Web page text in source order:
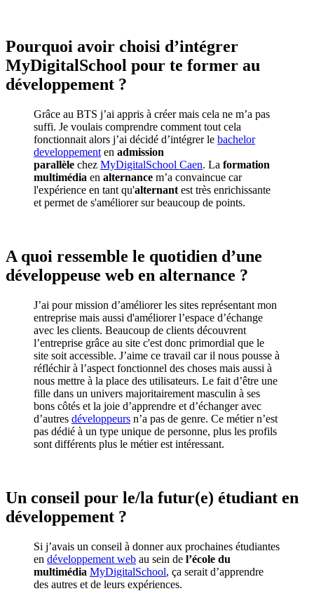
Pourquoi avoir choisi d’intégrer
MyDigitalSchool pour te former au
développement ?
Grâce au BTS j’ai appris à créer mais cela ne m’a pas
suffi. Je voulais comprendre comment tout cela
fonctionnait alors j’ai décidé d’intégrer le bachelor
developpement en admission
parallèle chez MyDigitalSchool Caen. La formation
multimédia en alternance m’a convaincue car
l'expérience en tant qu'alternant est très enrichissante
et permet de s'améliorer sur beaucoup de points.
A quoi ressemble le quotidien d’une
développeuse web en alternance ?
J’ai pour mission d’améliorer les sites représentant mon
entreprise mais aussi d'améliorer l’espace d’échange
avec les clients. Beaucoup de clients découvrent
l’entreprise grâce au site c'est donc primordial que le
site soit accessible. J’aime ce travail car il nous pousse à
réfléchir à l’aspect fonctionnel des choses mais aussi à
nous mettre à la place des utilisateurs. Le fait d’être une
fille dans un univers majoritairement masculin à ses
bons côtés et la joie d’apprendre et d’échanger avec
d’autres développeurs n’a pas de genre. Ce métier n’est
pas dédié à un type unique de personne, plus les profils
sont différents plus le métier est intéressant.
Un conseil pour le/la futur(e) étudiant en
développement ?
Si j’avais un conseil à donner aux prochaines étudiantes
en développement web au sein de l’école du
multimédia MyDigitalSchool, ça serait d’apprendre
des autres et de leurs expériences.